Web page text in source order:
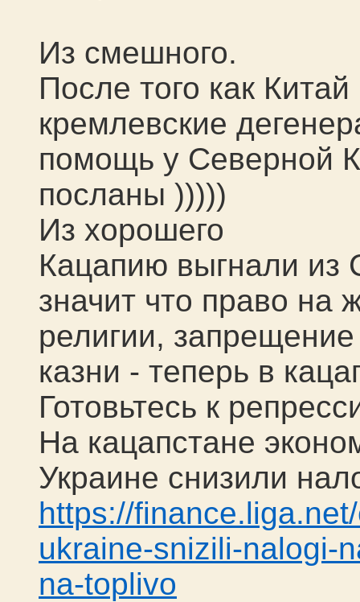
Из смешного.
После того как
кремлевские
помощь у Северной
посланы )))))
Из хорошего
Кацапию выгнали из
значит что право на
религии,
казни - теперь в
Готовьтесь к
На кацапстане
Украине снизили
https://
ukraine-snizili-nalogi-
na-toplivo